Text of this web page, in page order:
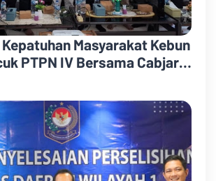
Masyarakat Kebun
PTPN IV Bersama Cabjari
Sosialisasi Hukum